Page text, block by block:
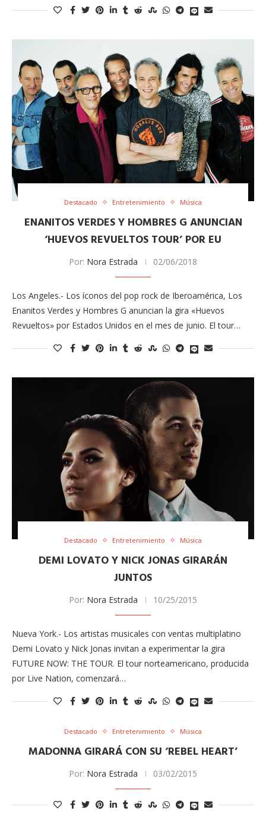
Destacado Entretenimiento Música
ENANITOS VERDES Y HOMBRES G ANUNCIAN
‘HUEVOS REVUELTOS TOUR’ POR EU
Por: Nora Estrada 02/06/2018
Los Angeles.- Los íconos del pop rock de Iberoamérica, Los
Enanitos Verdes y Hombres G anuncian la gira «Huevos
Revueltos» por Estados Unidos en el mes de junio. El tour…
Destacado Entretenimiento Música
DEMI LOVATO Y NICK JONAS GIRARÁN
JUNTOS
Por: Nora Estrada 10/25/2015
Nueva York.- Los artistas musicales con ventas multiplatino
Demi Lovato y Nick Jonas invitan a experimentar la gira
FUTURE NOW: THE TOUR. El tour norteamericano, producida
por Live Nation, comenzará…
Destacado Entretenimiento Música
MADONNA GIRARÁ CON SU ‘REBEL HEART’
Por: Nora Estrada 03/02/2015